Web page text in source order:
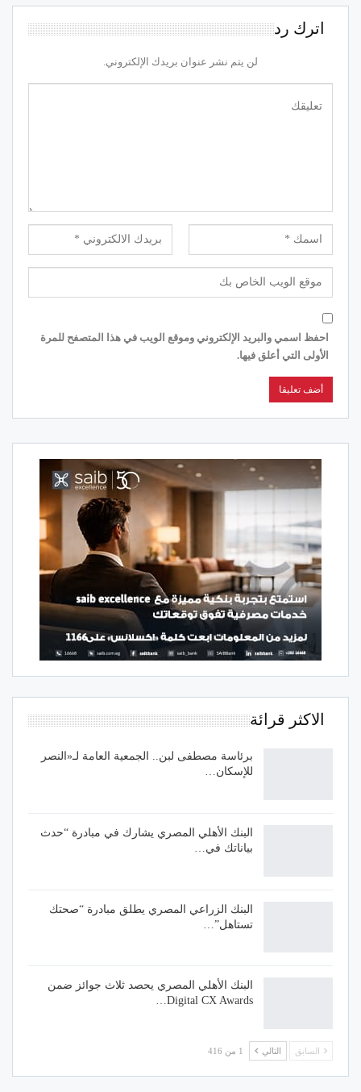
اترك رد
لن يتم نشر عنوان بريدك الإلكتروني.
احفظ اسمي والبريد الإلكتروني وموقع الويب في هذا المتصفح للمرة
الأولى التي أعلق فيها.
الاكثر قرائة
برئاسة مصطفى لبن.. الجمعية العامة لـ«النصر
للإسكان…
البنك الأهلي المصري يشارك في مبادرة “حدث
بياناتك في…
البنك الزراعي المصري يطلق مبادرة “صحتك
تستاهل”…
البنك الأهلي المصري يحصد ثلاث جوائز ضمن
Digital CX Awards…
السابق التالي 1 من 416